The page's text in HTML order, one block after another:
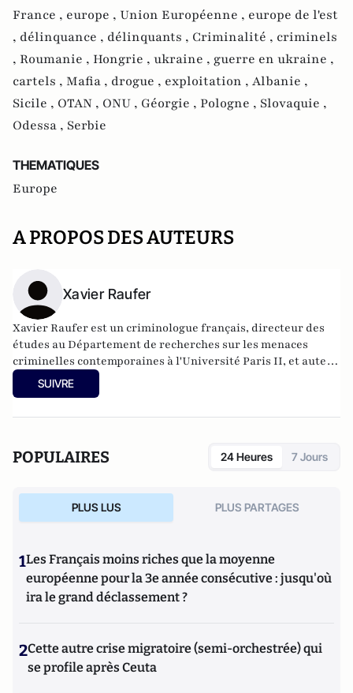
France , europe , Union Européenne , europe de l'est
, délinquance , délinquants , Criminalité , criminels
, Roumanie , Hongrie , ukraine , guerre en ukraine ,
cartels , Mafia , drogue , exploitation , Albanie ,
Sicile , OTAN , ONU , Géorgie , Pologne , Slovaquie ,
Odessa , Serbie
THEMATIQUES
Europe
A PROPOS DES AUTEURS
Xavier Raufer
Xavier Raufer est un criminologue français, directeur des
études au Département de recherches sur les menaces
criminelles contemporaines à l'Université Paris II, et auteur
de nombreux ouvrages sur le sujet. Dernier en date:
criminalité organisée dans le chaos mondial : mafias,
SUIVRE
POPULAIRES 24 Heures 7 Jours
PLUS LUS PLUS PARTAGES
1Les Français moins riches que la moyenne
européenne pour la 3e année consécutive : jusqu'où
ira le grand déclassement ?
2Cette autre crise migratoire (semi-orchestrée) qui
se profile après Ceuta